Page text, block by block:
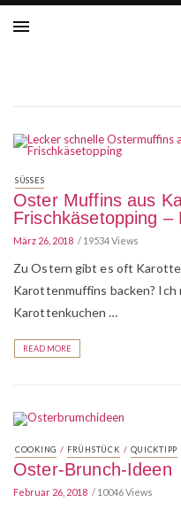
SÜSSES
Oster Muffins aus
Frischkäsetopping –
März 26, 2018 19534 Views
Zu Ostern gibt es oft
Karottenmuffins backen? Ich
Karottenkuchen …
READ MORE
COOKING / FRÜHSTÜCK / QUICKTIPP
Oster-Brunch-Ideen
Februar 26, 2018 10046 Views